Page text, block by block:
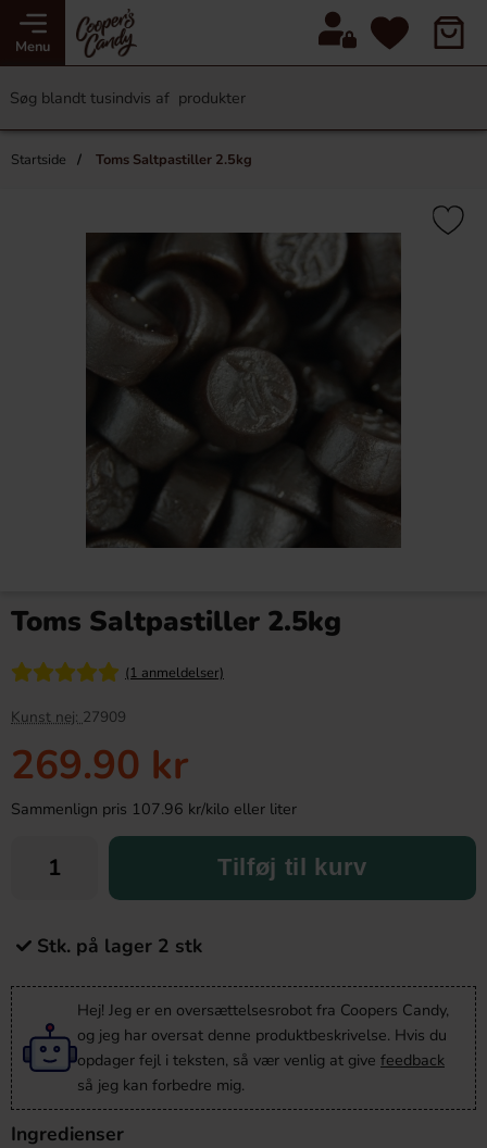
Menu
Startside Toms Saltpastiller 2.5kg
Toms Saltpastiller 2.5kg
(1 anmeldelser)
Kunst nej: 27909
269.90 kr
Sammenlign pris 107.96 kr/kilo eller liter
Tilføj til kurv
Stk. på lager 2 stk
Hej! Jeg er en oversættelsesrobot fra Coopers Candy,
og jeg har oversat denne produktbeskrivelse. Hvis du
opdager fejl i teksten, så vær venlig at give feedback
så jeg kan forbedre mig.
Ingredienser